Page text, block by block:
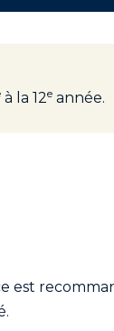
à la 12e année.
est